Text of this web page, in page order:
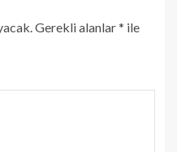
Gerekli alanlar* ile